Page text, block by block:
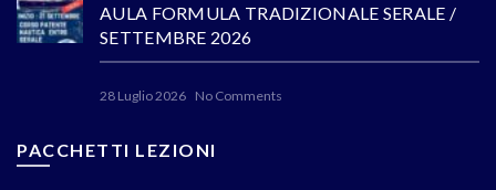
AULA FORMULA TRADIZIONALE SERALE /
SETTEMBRE 2026
28 Luglio 2026 No Comments
PACCHETTI LEZIONI